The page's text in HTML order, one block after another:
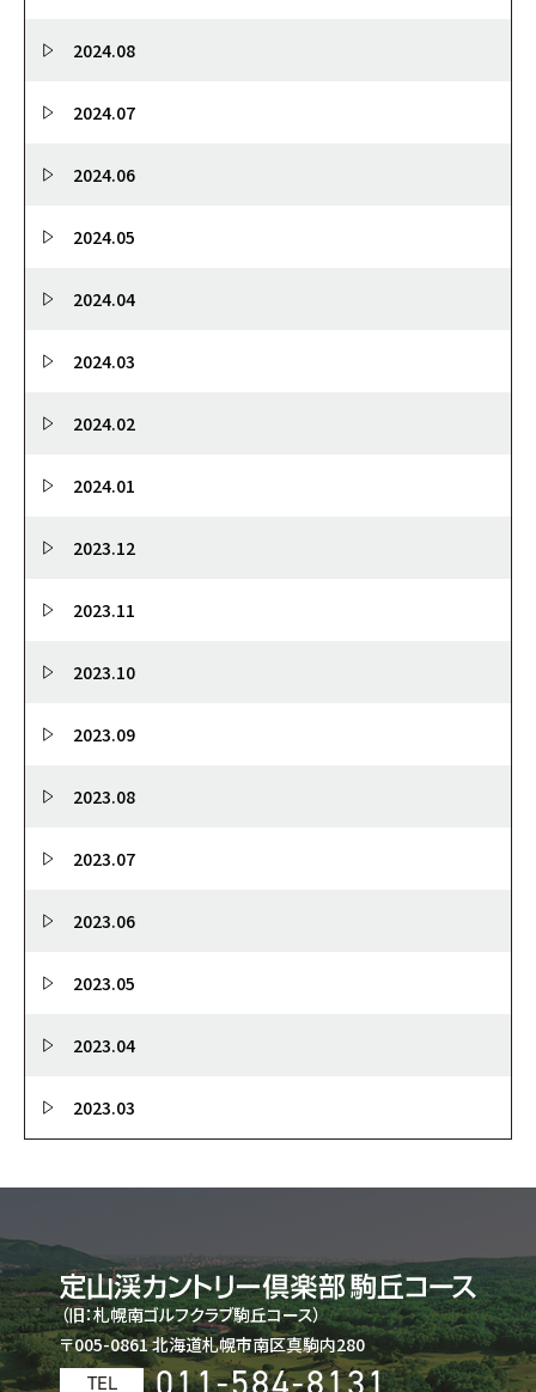
2024.08
2024.07
2024.06
2024.05
2024.04
2024.03
2024.02
2024.01
2023.12
2023.11
2023.10
2023.09
2023.08
2023.07
2023.06
2023.05
2023.04
2023.03
（旧：札幌南ゴルフクラブ駒丘コース）
〒005-0861 北海道札幌市南区真駒内280
TEL